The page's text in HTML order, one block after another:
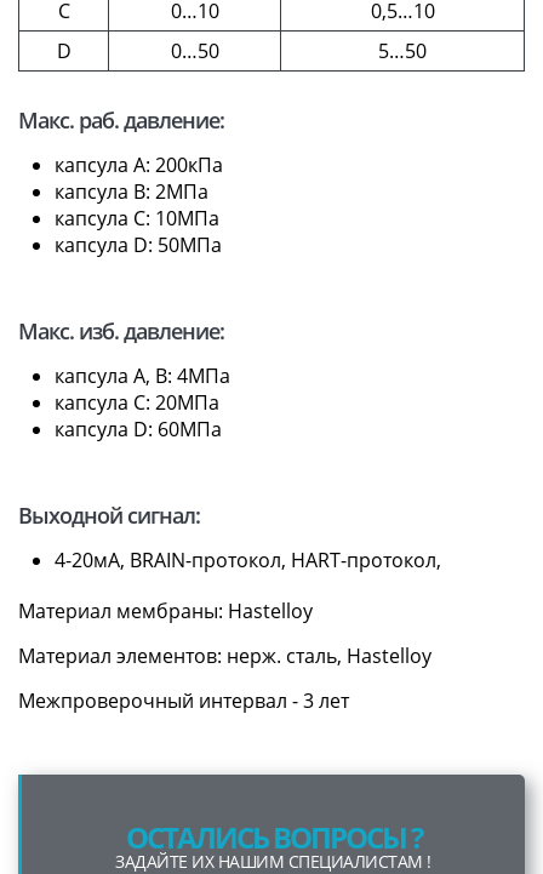
C 0…10
0,5…10
D
0…50 5…50
Макс. раб. давление:
капсула A: 200кПа
капсула B: 2МПа
капсула C: 10МПа
капсула D: 50МПа
Макс. изб. давление:
капсула A, B: 4МПа
капсула C: 20МПа
капсула D: 60МПа
Выходной сигнал:
4-20мА, BRAIN-протокол, HART-протокол,
Материал мембраны: Hastelloy
Материал элементов: нерж. сталь, Hastelloy
Межпроверочный интервал - 3 лет
ОСТАЛИСЬ ВОПРОСЫ ?
ЗАДАЙТЕ ИХ НАШИМ СПЕЦИАЛИСТАМ !